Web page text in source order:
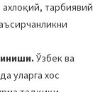
тарбиявий
Ўзбек ва
уларга хос